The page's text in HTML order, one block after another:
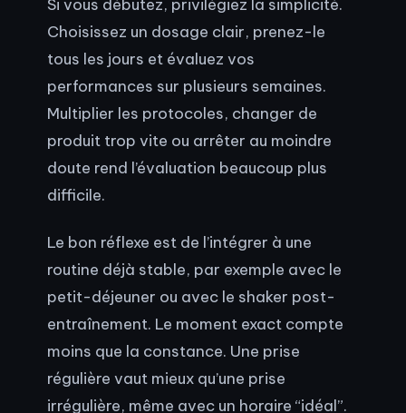
Si vous débutez, privilégiez la simplicité.
Choisissez un dosage clair, prenez-le
tous les jours et évaluez vos
performances sur plusieurs semaines.
Multiplier les protocoles, changer de
produit trop vite ou arrêter au moindre
doute rend l’évaluation beaucoup plus
difficile.
Le bon réflexe est de l’intégrer à une
routine déjà stable, par exemple avec le
petit-déjeuner ou avec le shaker post-
entraînement. Le moment exact compte
moins que la constance. Une prise
régulière vaut mieux qu’une prise
irrégulière, même avec un horaire “idéal”.